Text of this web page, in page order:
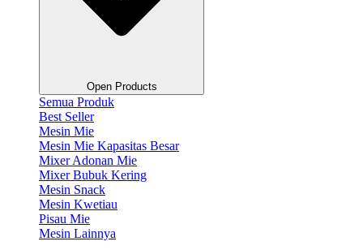
Open Products
Semua Produk
Best Seller
Mesin Mie
Mesin Mie Kapasitas Besar
Mixer Adonan Mie
Mixer Bubuk Kering
Mesin Snack
Mesin Kwetiau
Pisau Mie
Mesin Lainnya